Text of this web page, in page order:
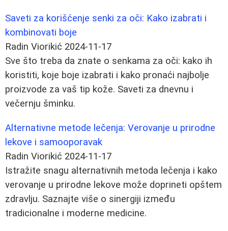
Saveti za korišćenje senki za oči: Kako izabrati i
kombinovati boje
Radin Viorikić 2024-11-17
Sve što treba da znate o senkama za oči: kako ih
koristiti, koje boje izabrati i kako pronaći najbolje
proizvode za vaš tip kože. Saveti za dnevnu i
večernju šminku.
Alternativne metode lečenja: Verovanje u prirodne
lekove i samooporavak
Radin Viorikić 2024-11-17
Istražite snagu alternativnih metoda lečenja i kako
verovanje u prirodne lekove može doprineti opštem
zdravlju. Saznajte više o sinergiji između
tradicionalne i moderne medicine.